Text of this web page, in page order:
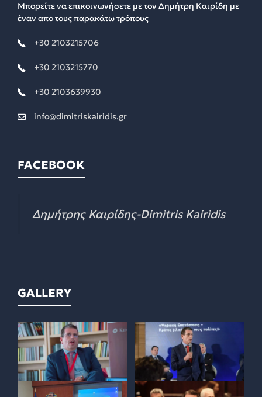
Μπορείτε να επικοινωνήσετε με τον Δημήτρη Καιρίδη με
έναν απο τους παρακάτω τρόπους
+30 2103215706
+30 2103215770
+30 2103639930
info@dimitriskairidis.gr
FACEBOOK
Δημήτρης Καιρίδης-Dimitris Kairidis
GALLERY